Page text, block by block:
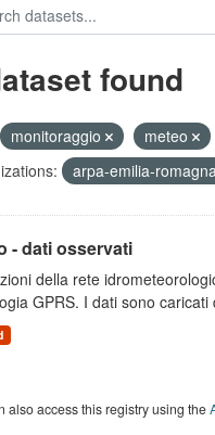
found
monitoraggio meteo
arpa-emilia-
- dati osservati
della rete
GPRS. I dati sono caricati
also access this registry using the